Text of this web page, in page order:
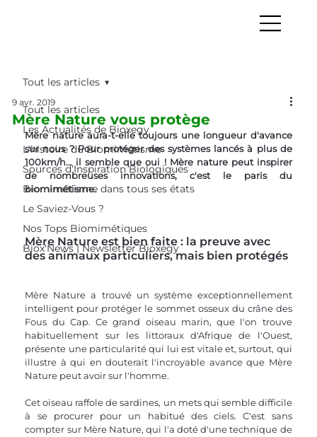
Tout les articles
Les Actualités de Bioxegy
L'histoire du Biomimétisme
Sources d’Inspiration Biologiques
Biomimétisme dans tous ses états
Le Saviez-Vous ?
Nos Tops Biomimétiques
Biox'News | Newsletter Bioxegy
Tout les articles
Mère Nature vous protège
9 avr. 2019
Mère nature aura-t-elle toujours une longueur d'avance
sur nous ? Pour protéger des systèmes lancés à plus de
100km/h... il semble que oui ! Mère nature peut inspirer
de nombreuses innovations, c'est le paris du
biomimétisme.
Mère Nature est bien faite : la preuve avec
des animaux particuliers, mais bien protégés
Mère Nature a trouvé un système exceptionnellement
intelligent pour protéger le sommet osseux du crâne des
Fous du Cap. Ce grand oiseau marin, que l'on trouve
habituellement sur les littoraux d'Afrique de l'Ouest,
présente une particularité qui lui est vitale et, surtout, qui
illustre à qui en douterait l'incroyable avance que Mère
Nature peut avoir sur l'homme.
Cet oiseau raffole de sardines, un mets qui semble difficile
à se procurer pour un habitué des ciels. C'est sans
compter sur Mère Nature, qui l'a doté d'une technique de